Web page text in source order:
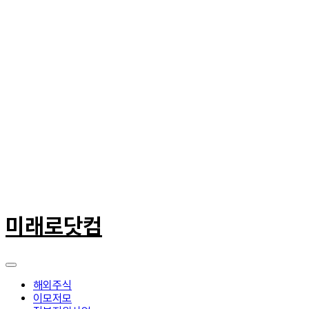
텐
츠
너
미래로닷컴
해외주식
이모저모